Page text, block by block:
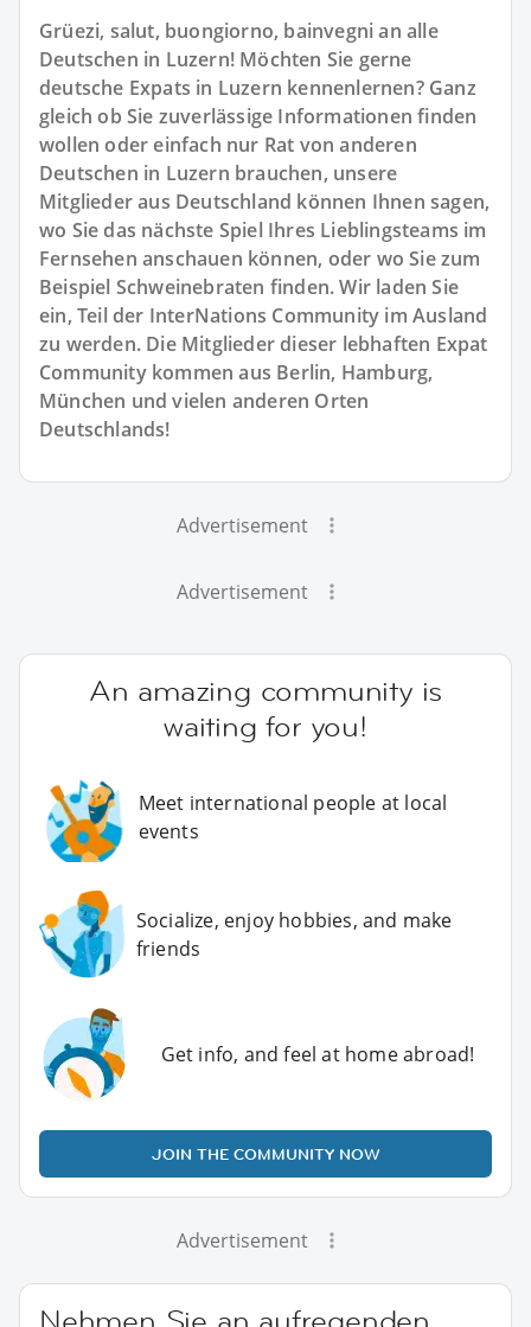
Grüezi, salut, buongiorno, bainvegni an alle
Deutschen in Luzern! Möchten Sie gerne
deutsche Expats in Luzern kennenlernen? Ganz
gleich ob Sie zuverlässige Informationen finden
wollen oder einfach nur Rat von anderen
Deutschen in Luzern brauchen, unsere
Mitglieder aus Deutschland können Ihnen sagen,
wo Sie das nächste Spiel Ihres Lieblingsteams im
Fernsehen anschauen können, oder wo Sie zum
Beispiel Schweinebraten finden. Wir laden Sie
ein, Teil der InterNations Community im Ausland
zu werden. Die Mitglieder dieser lebhaften Expat
Community kommen aus Berlin, Hamburg,
München und vielen anderen Orten
Deutschlands!
Advertisement
Advertisement
An amazing community is
waiting for you!
Meet international people at local
events
Socialize, enjoy hobbies, and make
friends
Get info, and feel at home abroad!
JOIN THE COMMUNITY NOW
Advertisement